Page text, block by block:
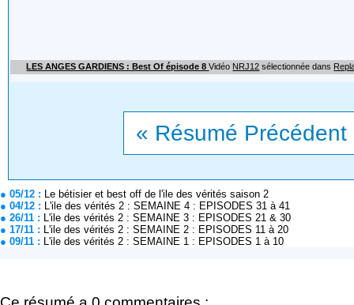
LES ANGES GARDIENS : Best Of épisode 8Vidéo NRJ12 sélectionnée dans
« Résumé Précédent
● 05/12 :
Le bétisier et best off de l'ile des vérités saison 2
● 04/12 :
L'ile des vérités 2 : SEMAINE 4 : EPISODES 31 à 41
● 26/11 :
L'ile des vérités 2 : SEMAINE 3 : EPISODES 21 & 30
● 17/11 :
L'ile des vérités 2 : SEMAINE 2 : EPISODES 11 à 20
● 09/11 :
L'ile des vérités 2 : SEMAINE 1 : EPISODES 1 à 10